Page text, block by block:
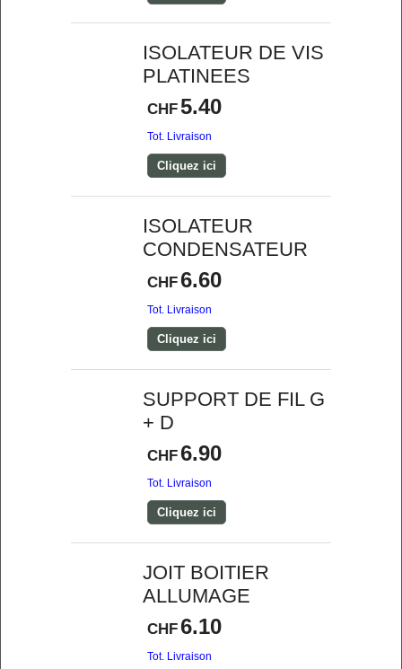
ISOLATEUR DE VIS
PLATINEES
CHF5.40
Tot. Livraison
Cliquez ici
ISOLATEUR
CONDENSATEUR
CHF6.60
Tot. Livraison
Cliquez ici
SUPPORT DE FIL G
+ D
CHF6.90
Tot. Livraison
Cliquez ici
JOIT BOITIER
ALLUMAGE
CHF6.10
Tot. Livraison